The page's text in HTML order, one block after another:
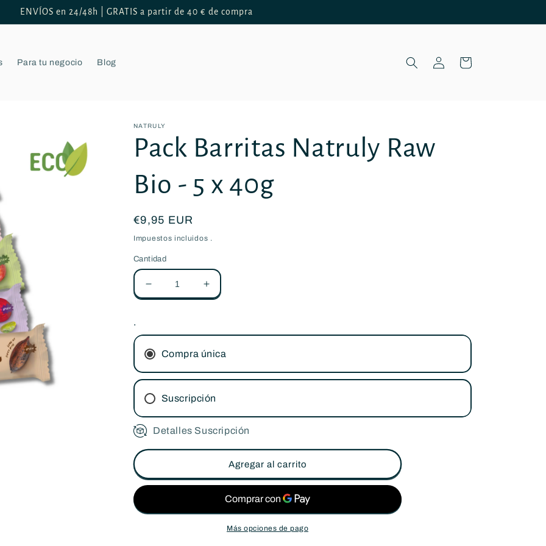
ENVÍOS en 24/48h | GRATIS a partir de 40 € de compra
Para tu negocio Blog
sesión
Carrito
NATRULY
Pack Barritas Natruly Raw
Bio - 5 x 40g
Precio
habitual
€9,95 EUR
Impuestos incluidos .
Cantidad
Reducir
cantidad
Natruly
Bio
-
5
x
40g
Aumentar
cantidad
Natruly
Bio
-
5
x
40g
.
Compra única
Suscripción
Suscripción bimestral
Suscripción mensual
Detalles Suscripción
Agregar al carrito
Más opciones de pago